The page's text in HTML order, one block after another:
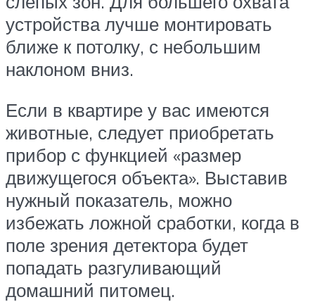
устройства лучше монтировать
ближе к потолку, с небольшим
наклоном вниз.
Если в квартире у вас имеются
животные, следует приобретать
прибор с функцией «размер
движущегося объекта». Выставив
нужный показатель, можно
избежать ложной сработки, когда в
поле зрения детектора будет
попадать разгуливающий
домашний питомец.